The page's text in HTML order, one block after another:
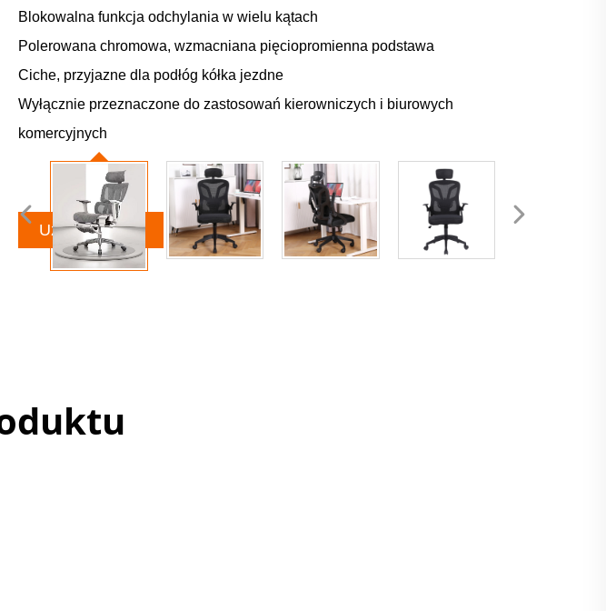
Blokowalna funkcja odchylania w wielu kątach
Polerowana chromowa, wzmacniana pięciopromienna podstawa
Ciche, przyjazne dla podłóg kółka jezdne
Wyłącznie przeznaczone do zastosowań kierowniczych i biurowych
komercyjnych
Uzyskaj ofertę